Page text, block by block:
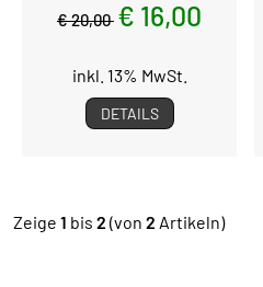
€ 20,00 € 16,00
inkl. 13% MwSt.
DETAILS
Zeige 1 bis 2 (von 2 Artikeln)